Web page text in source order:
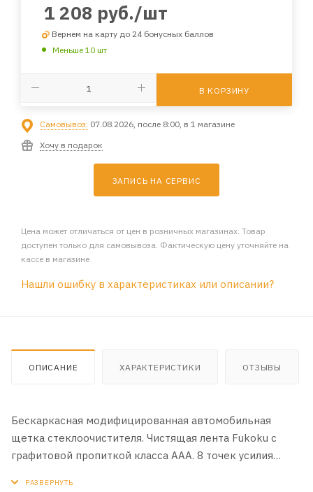
1 208 руб./шт
Вернем на карту до 24 бонусных баллов
Меньше 10 шт
В КОРЗИНУ
Самовывоз: 07.08.2026, после 8:00, в 1 магазине
Хочу в подарок
ЗАПИСЬ НА СЕРВИС
Цена может отличаться от цен в розничных магазинах. Товар
доступен только для самовывоза. Фактическую цену уточняйте на
кассе в магазине
Нашли ошибку в характеристиках или описании?
ОПИСАНИЕ ХАРАКТЕРИСТИКИ ОТЗЫВЫ
Бескаркасная модифицированная автомобильная
щетка стеклоочистителя. Чистящая лента Fukoku с
графитовой пропиткой класса ААА. 8 точек усилия